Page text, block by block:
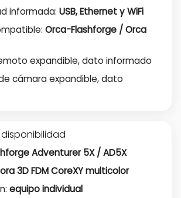
informada: USB, Ethernet y WiFi
Orca-Flashforge / Orca
expandible, dato informado
cámara expandible, dato
Adventurer 5X / AD5X
3D FDM CoreXY multicolor
equipo individual